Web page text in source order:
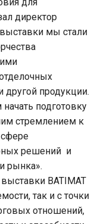
директор
мы стали
другой продукции.
подготовку
стремлением к
решений и
рынка».
BATIMAT
так и с точки
отношений,